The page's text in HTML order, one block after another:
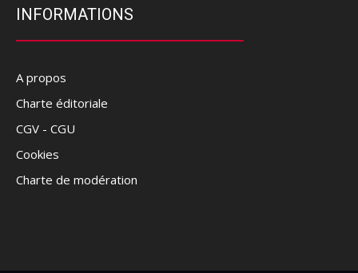
INFORMATIONS
A propos
Charte éditoriale
CGV - CGU
Cookies
Charte de modération